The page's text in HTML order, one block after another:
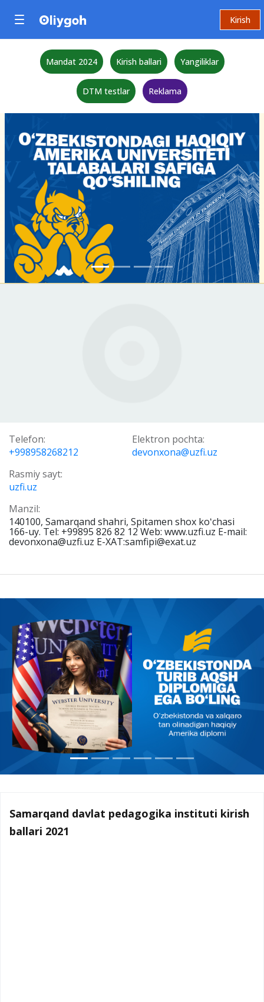
Kirish
Mandat 2024 Kirish ballari Yangiliklar
DTM testlar Reklama
Telefon:
+998958268212
Elektron pochta:
devonxona@uzfi.uz
Rasmiy sayt:
uzfi.uz
Manzil:
140100, Samarqand shahri, Spitamen shox koʻchasi
166-uy. Tel: +99895 826 82 12 Web: www.uzfi.uz E-mail:
devonxona@uzfi.uz E-XAT:samfipi@exat.uz
Samarqand davlat pedagogika instituti kirish
ballari 2021